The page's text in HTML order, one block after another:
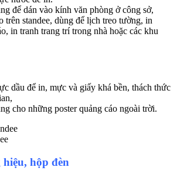
để dán vào kính văn phòng ở công sở,
trên standee, dùng để lịch treo tường, in
in tranh trang trí trong nhà hoặc các khu
dầu để in, mực và giấy khá bền, thách thức
cho những poster quảng cáo ngoài trời.
hộp đèn